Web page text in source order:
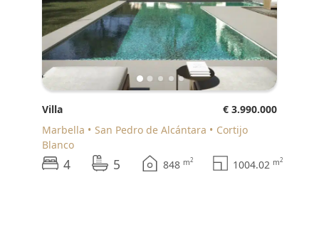
Villa
€ 3.990.000
Marbella
San Pedro de Alcántara
Cortijo
Blanco
4 5 848 m2 1004.02 m2